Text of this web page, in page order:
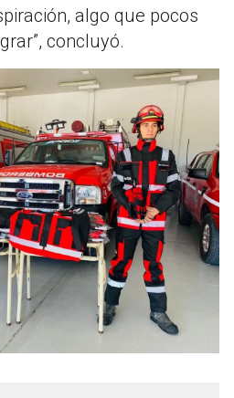
algo que pocos
concluyó.